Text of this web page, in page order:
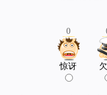
0
惊讶